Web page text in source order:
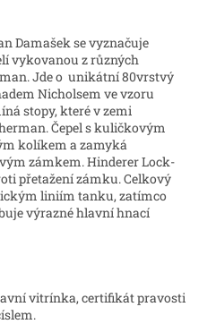
Damašek se vyznačuje
vykovanou z různých
Jde o unikátní 80vrstvý
Nicholsem ve vzoru
stopy, které v zemi
Čepel s kuličkovým
kolíkem a zamyká
zámkem. Hinderer Lock-
přetažení zámku. Celkový
liniím tanku, zatímco
výrazné hlavní hnací
vitrínka, certifikát pravosti